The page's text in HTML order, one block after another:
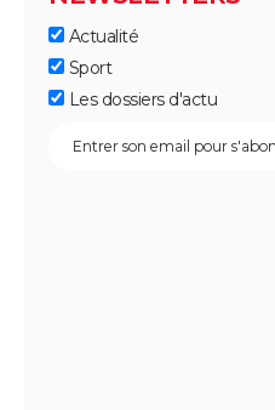
Actualité
Sport
Les dossiers d'actu